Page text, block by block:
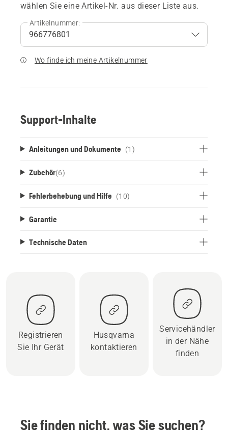
wählen Sie eine Artikel-Nr. aus dieser Liste aus.
Artikelnummer:
Wo finde ich meine Artikelnummer
Support-Inhalte
Anleitungen und Dokumente (1)
Zubehör(6)
Fehlerbehebung und Hilfe (10)
Garantie
Technische Daten
Registrieren
Sie Ihr Gerät
Husqvarna
kontaktieren
Servicehändler
in der Nähe
finden
Sie finden nicht, was Sie suchen?